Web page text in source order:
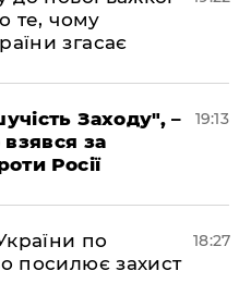
те, чому
згасає
Заходу", –
за
Росії
19:13
по
посилює захист
18:27